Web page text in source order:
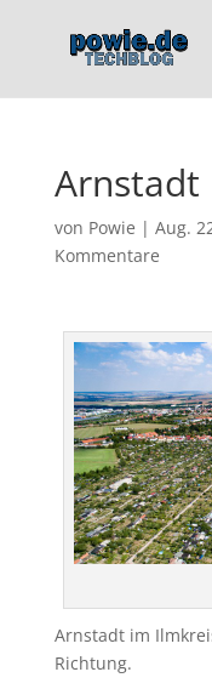
Arnstadt
von Powie | Aug.
Kommentare
Arnstadt im
Richtung.